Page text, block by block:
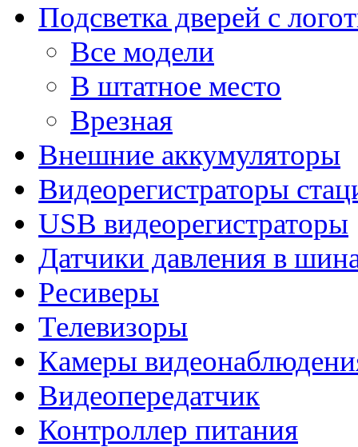
Подсветка дверей с
Все модели
В штатное место
Врезная
Внешние аккумуляторы
Видеорегистраторы
USB видеорегистраторы
Датчики давления в
Ресиверы
Телевизоры
Камеры
Видеопередатчик
Контроллер питания